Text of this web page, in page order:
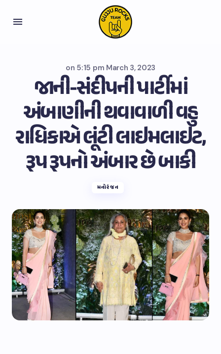
on 5:15 pm March 3, 2023
જાની-સંદીપની પાર્ટીમાં
અંબાણીની થવાવાળી વહુ
રાધિકાએ લૂંટી લાઇમલાઇટ,
રૂપ રૂપનો અંબાર છે બાકી
મનોરંજન